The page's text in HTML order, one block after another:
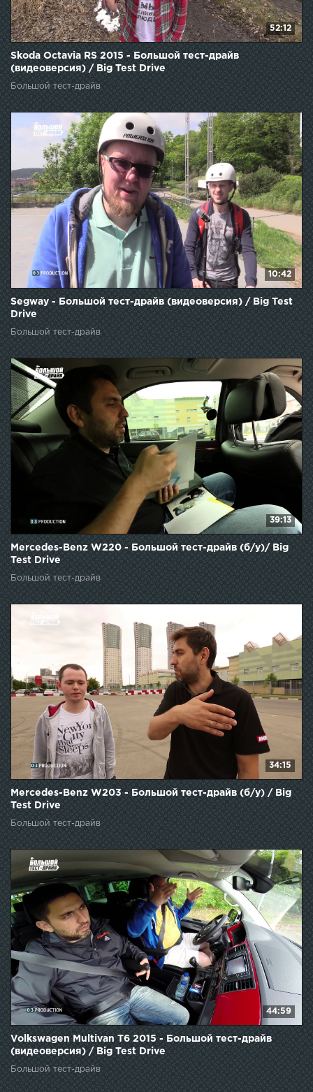
52:12
Skoda Octavia RS 2015 - Большой тест-драйв
(видеоверсия) / Big Test Drive
Большой тест-драйв
10:42
Segway - Большой тест-драйв (видеоверсия) / Big Test
Drive
Большой тест-драйв
39:13
Mercedes-Benz W220 - Большой тест-драйв (б/у)/ Big
Test Drive
Большой тест-драйв
34:15
Mercedes-Benz W203 - Большой тест-драйв (б/у) / Big
Test Drive
Большой тест-драйв
44:59
Volkswagen Multivan T6 2015 - Большой тест-драйв
(видеоверсия) / Big Test Drive
Большой тест-драйв